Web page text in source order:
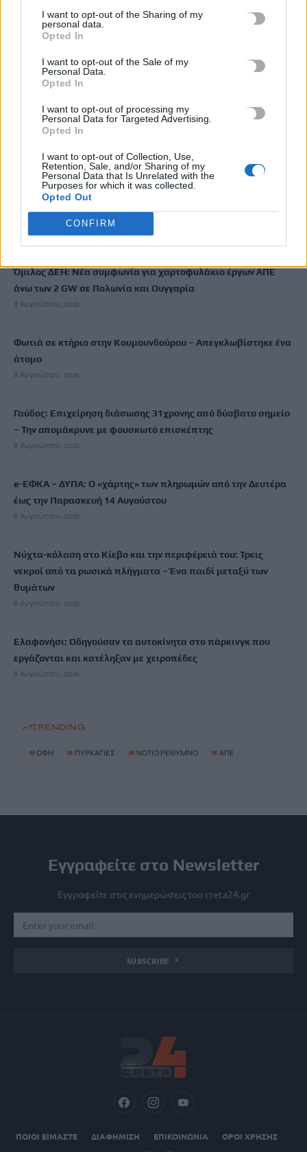
I want to opt-out of the Sharing of my
personal data.
Opted In
I want to opt-out of the Sale of my
Personal Data.
Opted In
I want to opt-out of processing my
Personal Data for Targeted Advertising.
Opted In
I want to opt-out of Collection, Use,
Retention, Sale, and/or Sharing of my
Personal Data that Is Unrelated with the
Purposes for which it was collected.
Opted Out
CONFIRM
ΡΟΗ ΕΙΔΗΣΕΩΝ
Τα ζητήματα των στρατιωτικών του Ηρακλείου στο επίκεντρο
8 Αυγούστου, 2026
8 Αυγούστου, 2026
«Δίνουμε μάχη να επανέλθουμε στην κανονικότητα»: Η
επόμενη μέρα μετά τις πυρκαγιές στο νότιο Ρέθυμνο
8 Αυγούστου, 2026
Όμιλος ΔΕΗ: Νέα συμφωνία για χαρτοφυλάκιο έργων ΑΠΕ
άνω των 2 GW σε Πολωνία και Ουγγαρία
8 Αυγούστου, 2026
Φωτιά σε κτήριο στην Κουμουνδούρου – Απεγκλωβίστηκε ένα
άτομο
8 Αυγούστου, 2026
Γαύδος: Επιχείρηση διάσωσης 31χρονης από δύσβατο σημείο
– Την απομάκρυνε με φουσκωτό επισκέπτης
8 Αυγούστου, 2026
e-ΕΦΚΑ – ΔΥΠΑ: Ο «χάρτης» των πληρωμών από την Δευτέρα
έως την Παρασκευή 14 Αυγούστου
8 Αυγούστου, 2026
Νύχτα-κόλαση στο Κίεβο και την περιφέρειά του: Τρεις
νεκροί από τα ρωσικά πλήγματα – Ένα παιδί μεταξύ των
θυμάτων
8 Αυγούστου, 2026
Ελαφονήσι: Οδηγούσαν τα αυτοκίνητα στο πάρκινγκ που
εργάζονται και κατέληξαν με χειροπέδες
8 Αυγούστου, 2026
TRENDING
#ΟΦΗ # ΠΥΡΚΑΓΙΕΣ # ΝΟΤΙΟ ΡΕΘΥΜΝΟ # ΑΠΕ
Εγγραφείτε στο Newsletter
Εγγραφείτε στις ενημερώσεις του creta24.gr
SUBSCRIBE
ΠΟΙΟΙ ΕΙΜΑΣΤΕ ΔΙΑΦΗΜΙΣΗ ΕΠΙΚΟΙΝΩΝΙΑ
ΟΡΟΙ ΧΡΗΣΗΣ